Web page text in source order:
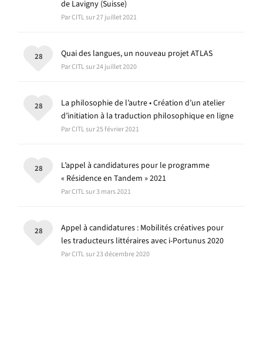
de Lavigny (Suisse)
Par CITL sur 27 juillet 2021
Quai des langues, un nouveau projet ATLAS
Par CITL sur 24 juillet 2020
28
La philosophie de l’autre • Création d’un atelier
d’initiation à la traduction philosophique en ligne
Par CITL sur 25 février 2021
28
L’appel à candidatures pour le programme
« Résidence en Tandem » 2021
Par CITL sur 3 mars 2021
28
Appel à candidatures : Mobilités créatives pour
les traducteurs littéraires avec i-Portunus 2020
Par CITL sur 23 décembre 2020
28